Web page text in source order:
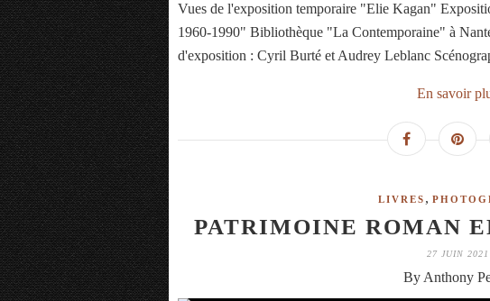
Vues de l'exposition temporaire "Elie Kagan"
1960-1990" Bibliothèque "La Contemporaine" à
d'exposition : Cyril Burté et Audrey Leblanc
En savoir
LIVRES ,
PATRIMOINE ROMAN
27 JUIN 2021
By Anthony